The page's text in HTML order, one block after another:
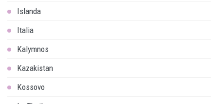
Islanda
Italia
Kalymnos
Kazakistan
Kossovo